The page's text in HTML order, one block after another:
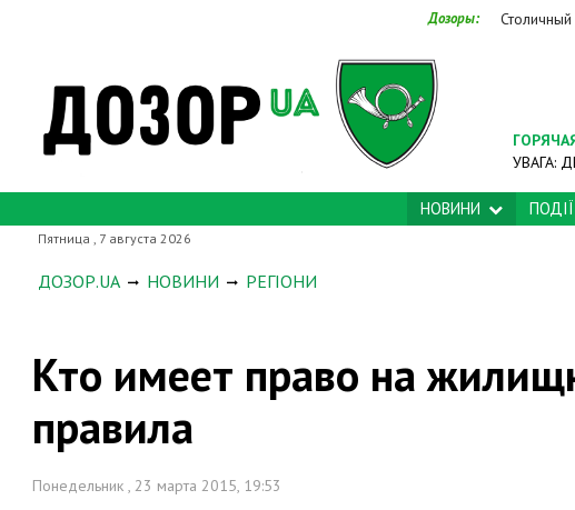
Дозоры: Столичный
УВАГА:
НОВИНИ ПОДІЇ
Пятница , 7 августа 2026
ДОЗОР.UA НОВИНИ РЕГІОНИ
Кто имеет право на
правила
Понедельник , 23 марта 2015, 19:53